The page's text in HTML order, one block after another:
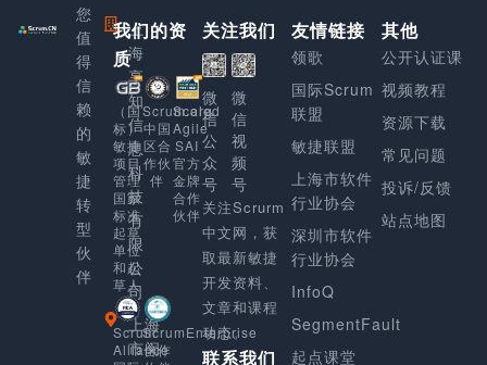
您
值
得
信
赖
的
敏
捷
转
型
伙
伴
上
海
享
知
信
息
科
技
有
限
公
司
上海
市闵
我们的资
质
（国
标）
敏捷
项目
管理
国家
标准
起草
单位
和起
草人
Scrum.org
中国
区合
作伙
伴
Scaled
Agile
SAI
官方
金牌
合作
伙伴
Scrum
Alliance
ScrumEnterprise
合作
关注我们
微
信
公
众
号
微
信
视
频
号
关注Scrurm
中文网，获
取最新敏捷
开发资料、
文章和课程
动态。
联系我们
友情链接
领歌
国际Scrum
联盟
敏捷联盟
上海市软件
行业协会
深圳市软件
行业协会
InfoQ
SegmentFault
起点课堂
其他
公开认证课
视频教程
资源下载
常见问题
投诉/反馈
站点地图